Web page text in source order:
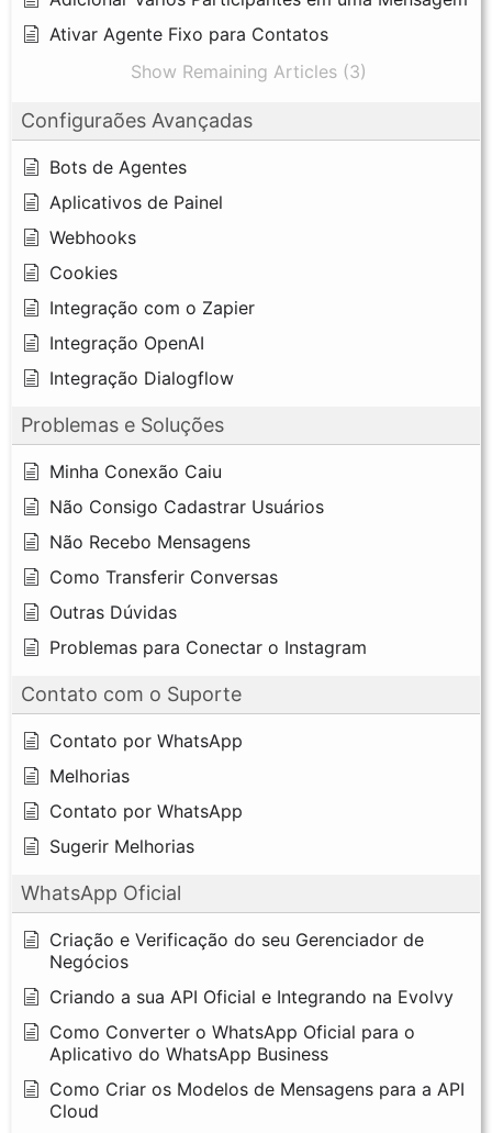
Ativar Agente Fixo para Contatos
Show Remaining Articles (3)
Configuraões Avançadas
Bots de Agentes
Aplicativos de Painel
Webhooks
Cookies
Integração com o Zapier
Integração OpenAI
Integração Dialogflow
Problemas e Soluções
Minha Conexão Caiu
Não Consigo Cadastrar Usuários
Não Recebo Mensagens
Como Transferir Conversas
Outras Dúvidas
Problemas para Conectar o Instagram
Contato com o Suporte
Contato por WhatsApp
Melhorias
Contato por WhatsApp
Sugerir Melhorias
WhatsApp Oficial
Criação e Verificação do seu Gerenciador de
Negócios
Criando a sua API Oficial e Integrando na Evolvy
Como Converter o WhatsApp Oficial para o
Aplicativo do WhatsApp Business
Como Criar os Modelos de Mensagens para a API
Cloud